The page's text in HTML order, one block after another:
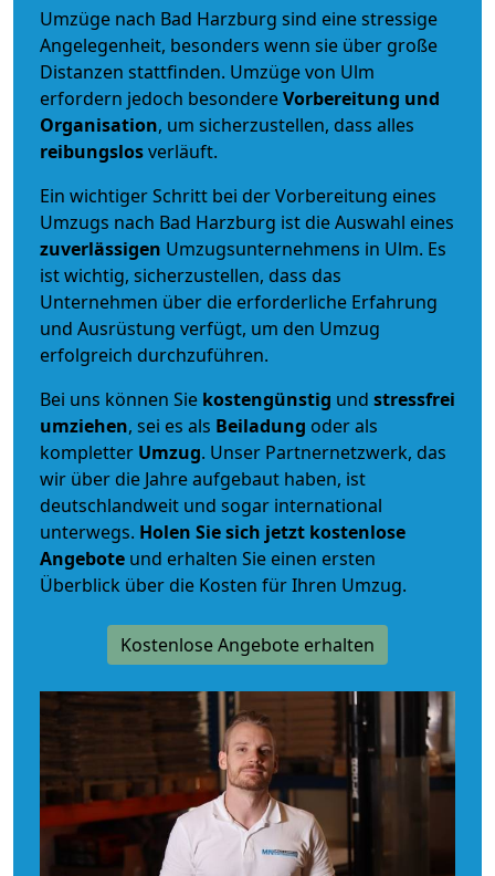
Umzüge nach Bad Harzburg sind eine stressige
Angelegenheit, besonders wenn sie über große
Distanzen stattfinden. Umzüge von Ulm
erfordern jedoch besondereVorbereitung und
Organisation, um sicherzustellen, dass alles
reibungslosverläuft.
Ein wichtiger Schritt bei der Vorbereitung eines
Umzugs nach Bad Harzburg ist die Auswahl eines
zuverlässigen Umzugsunternehmens in Ulm. Es
ist wichtig, sicherzustellen, dass das
Unternehmen über die erforderliche Erfahrung
und Ausrüstung verfügt, um den Umzug
erfolgreich durchzuführen.
Bei uns können Sie kostengünstig und stressfrei
umziehen, sei es als Beiladung oder als
kompletter Umzug. Unser Partnernetzwerk, das
wir über die Jahre aufgebaut haben, ist
deutschlandweit und sogar international
unterwegs. Holen Sie sich jetzt kostenlose
Angebote und erhalten Sie einen ersten
Überblick über die Kosten für Ihren Umzug.
Kostenlose Angebote erhalten